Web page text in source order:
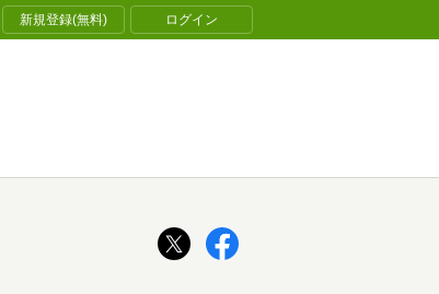
新規登録(無料) ログイン